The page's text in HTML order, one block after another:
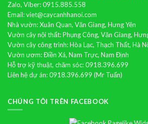
Zalo, Viber: 0915.885.558
Email: viet@caycanhhanoi.com
Nhà vườn: Xuân Quan, Văn Giang, Hưng Yên
Vườn cây nội thất: Phụng Công, Văn Giang,
Vườn cây công trình: Hòa Lạc, Thạch Thất, Hà
Vườn ươm: Điền Xá, Nam Trực, Nam Định
Hỗ trợ kỹ thuật, chăm sóc: 0918.396.699
Liên hệ dự án: 0918.396.699 (Mr Tuấn)
CHÚNG TÔI TRÊN FACEBOOK